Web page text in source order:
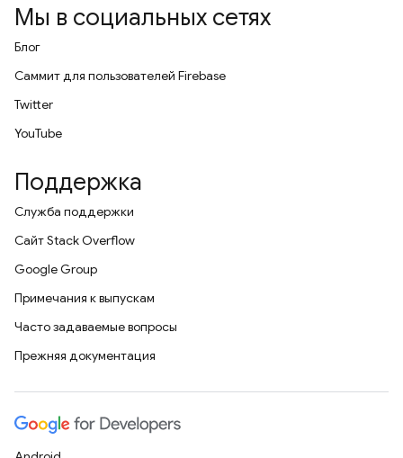
Мы в социальных сетях
Блог
Саммит для пользователей Firebase
Twitter
YouTube
Поддержка
Служба поддержки
Сайт Stack Overflow
Google Group
Примечания к выпускам
Часто задаваемые вопросы
Прежняя документация